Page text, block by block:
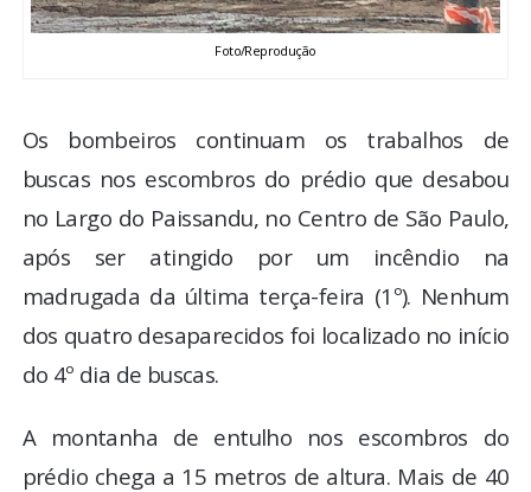
TV LPB
COLUNISTAS
Foto/Reprodução
Os bombeiros continuam os trabalhos de
buscas nos escombros do prédio que desabou
no Largo do Paissandu, no Centro de São Paulo,
após ser atingido por um incêndio na
madrugada da última terça-feira (1º). Nenhum
dos quatro desaparecidos foi localizado no início
do 4º dia de buscas.
A montanha de entulho nos escombros do
prédio chega a 15 metros de altura. Mais de 40